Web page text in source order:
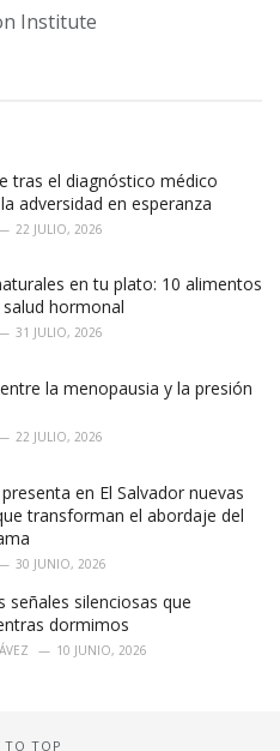
Institute
tras el diagnóstico médico
adversidad en esperanza
22 JULIO, 2026
en tu plato: 10 alimentos
hormonal
31 JULIO, 2026
la menopausia y la presión
22 JULIO, 2026
en El Salvador nuevas
transforman el abordaje del
30 JUNIO, 2026
señales silenciosas que
dormimos
10 JUNIO, 2026
TO TOP